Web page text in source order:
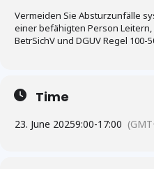
Vermeiden Sie Absturzunfälle
einer befähigten Person
BetrSichV und DGUV Regel 100-
Time
23. June 20259:00-17:00